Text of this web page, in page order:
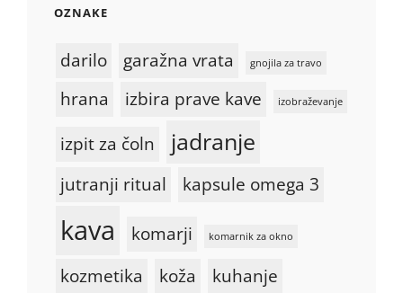
OZNAKE
darilo garažna vrata gnojila za travo
hrana izbira prave kave izobraževanje
izpit za čoln jadranje
jutranji ritual kapsule omega 3
kava komarji komarnik za okno
kozmetika koža kuhanje